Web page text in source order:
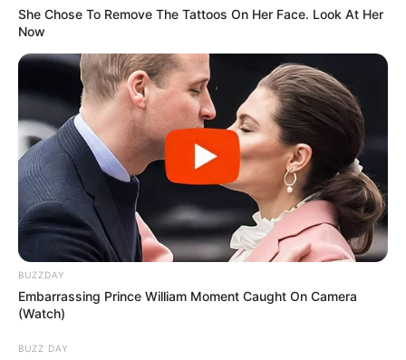
She Chose To Remove The Tattoos On Her Face. Look At Her
Now
BUZZDAY
Embarrassing Prince William Moment Caught On Camera
(Watch)
BUZZ DAY